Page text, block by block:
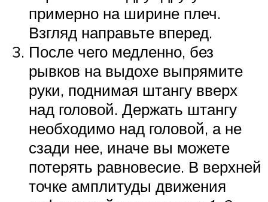
примерно на ширине плеч.
Взгляд направьте вперед.
После чего медленно, без
рывков на выдохе выпрямите
руки, поднимая штангу вверх
над головой. Держать штангу
необходимо над головой, а не
сзади нее, иначе вы можете
потерять равновесие. В верхней
точке амплитуды движения